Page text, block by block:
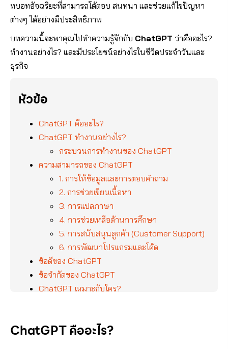
ทบอทอัจฉริยะที่สามารถโต้ตอบ สนทนา และช่วยแก้ไขปัญหา
ต่างๆ ได้อย่างมีประสิทธิภาพ
บทความนี้จะพาคุณไปทำความรู้จักกับ ChatGPT ว่าคืออะไร?
ทำงานอย่างไร? และมีประโยชน์อย่างไรในชีวิตประจำวันและ
ธุรกิจ
หัวข้อ
ChatGPT คืออะไร?
ChatGPT ทำงานอย่างไร?
กระบวนการทำงานของ ChatGPT
ความสามารถของ ChatGPT
1. การให้ข้อมูลและการตอบคำถาม
2. การช่วยเขียนเนื้อหา
3. การแปลภาษา
4. การช่วยเหลือด้านการศึกษา
5. การสนับสนุนลูกค้า (Customer Support)
6. การพัฒนาโปรแกรมและโค้ด
ข้อดีของ ChatGPT
ข้อจำกัดของ ChatGPT
ChatGPT เหมาะกับใคร?
2. ChatGPT Plus ($20/เดือน)
ChatGPT คืออะไร?